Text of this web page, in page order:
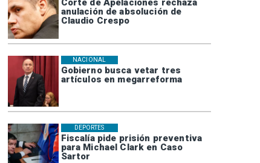
Corte de Apelaciones rechaza
anulación de absolución de
Claudio Crespo
Gobierno busca vetar tres
artículos en megarreforma
NACIONAL
Fiscalía pide prisión preventiva
para Michael Clark en Caso
Sartor
DEPORTES